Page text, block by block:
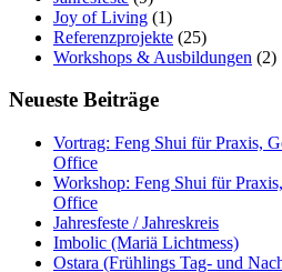
Joy of Living (1)
Referenzprojekte (25)
Workshops & Ausbildungen (2)
Neueste Beiträge
Vortrag: Feng Shui für Praxis,
Office
Workshop: Feng Shui für
Office
Jahresfeste / Jahreskreis
Imbolic (Mariä Lichtmess)
Ostara (Frühlings Tag- und